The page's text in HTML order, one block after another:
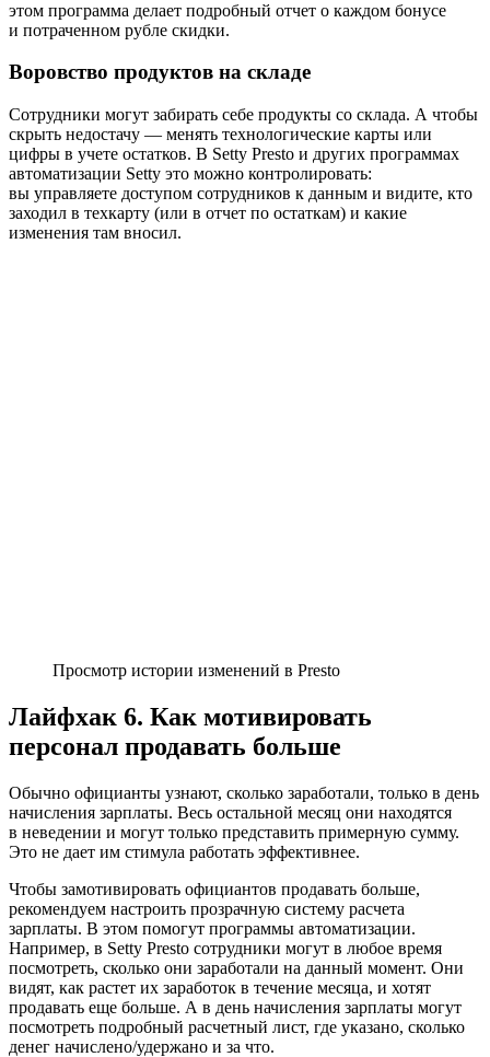
этом программа делает подробный отчет о каждом бонусе
и потраченном рубле скидки.
Воровство продуктов на складе
Сотрудники могут забирать себе продукты со склада. А чтобы
скрыть недостачу — менять технологические карты или
цифры в учете остатков. В Setty Presto и других программах
автоматизации Setty это можно контролировать:
вы управляете доступом сотрудников к данным и видите, кто
заходил в техкарту (или в отчет по остаткам) и какие
изменения там вносил.
Просмотр истории изменений в Presto
Лайфхак 6. Как мотивировать
персонал продавать больше
Обычно официанты узнают, сколько заработали, только в день
начисления зарплаты. Весь остальной месяц они находятся
в неведении и могут только представить примерную сумму.
Это не дает им стимула работать эффективнее.
Чтобы замотивировать официантов продавать больше,
рекомендуем настроить прозрачную систему расчета
зарплаты. В этом помогут программы автоматизации.
Например, в Setty Presto сотрудники могут в любое время
посмотреть, сколько они заработали на данный момент. Они
видят, как растет их заработок в течение месяца, и хотят
продавать еще больше. А в день начисления зарплаты могут
посмотреть подробный расчетный лист, где указано, сколько
денег начислено/удержано и за что.